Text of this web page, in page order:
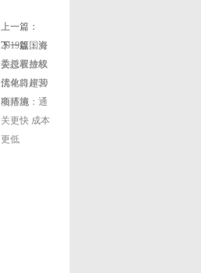
上一篇：
2019版国资
委授权放权
清单将超30
项措施
下一篇：海
关总署持续
优化口岸营
商环境：通
关更快 成本
更低